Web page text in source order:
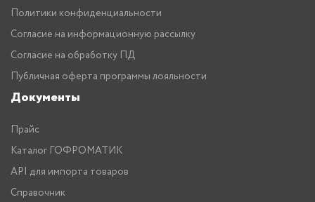
Политики конфиденциальности
Согласие на информационную рассылку
Согласие на обработку ПД
Публичная оферта программы лояльности
Документы
Прайс
Каталог ГОФРОМАТИК
API для импорта товаров
Справочник